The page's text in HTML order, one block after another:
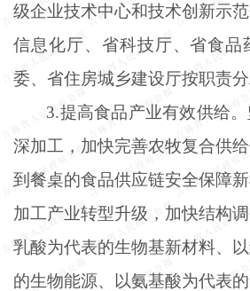
级企业技术中心和技术创新示
信息化厅、省科技厅、省食品
委、省住房城乡建设厅按职责分
3.提高食品产业有效供给
深加工，加快完善农牧复合供
到餐桌的食品供应链安全保障
加工产业转型升级，加快结构
乳酸为代表的生物基新材料、
的生物能源、以氨基酸为代表